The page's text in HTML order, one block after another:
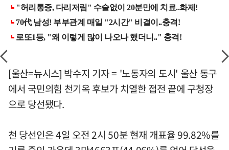
[울산=뉴시스] 박수지 기자 = '노동자의 도시' 울산 동구
에서 국민의힘 천기옥 후보가 치열한 접전 끝에 구청장
으로 당선됐다.
천 당선인은 4일 오전 2시 50분 현재 개표율 99.82%를